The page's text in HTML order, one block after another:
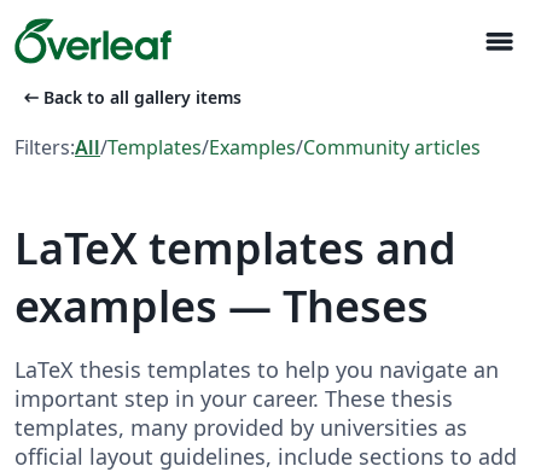
menu
arrow_left_alt Back to all gallery items
Filters:All/Templates/Examples/Community articles
LaTeX templates and
examples — Theses
LaTeX thesis templates to help you navigate an
important step in your career. These thesis
templates, many provided by universities as
official layout guidelines, include sections to add